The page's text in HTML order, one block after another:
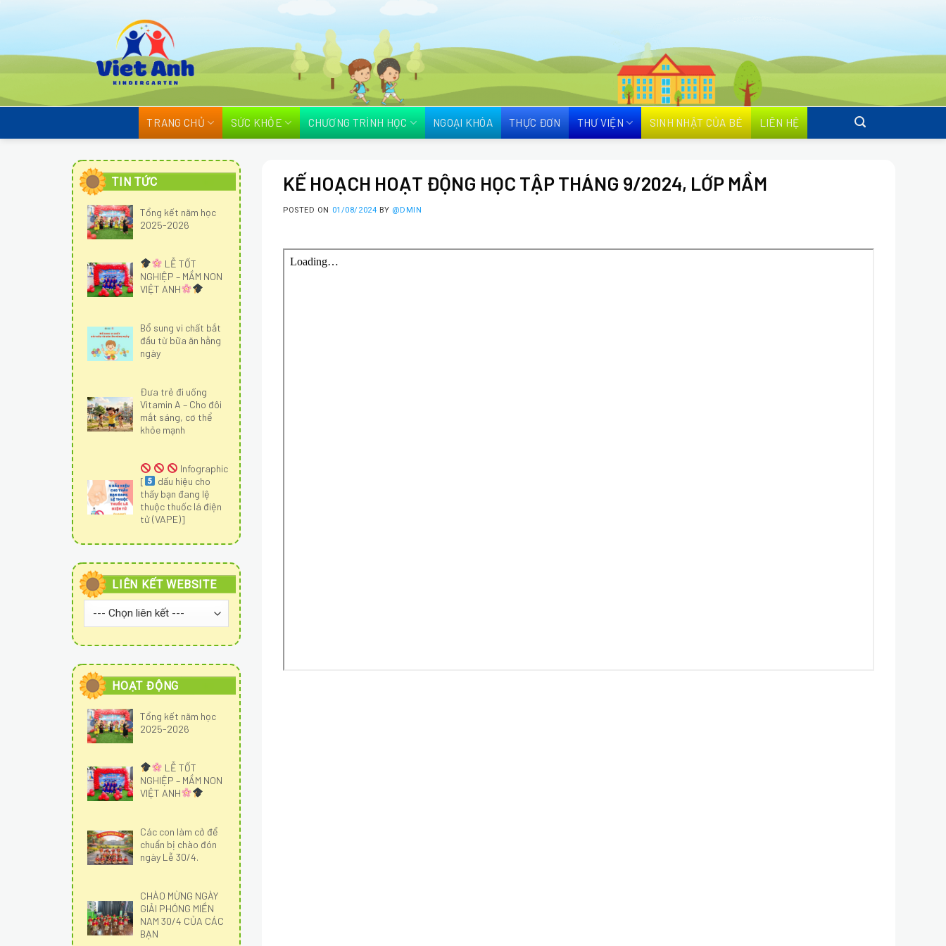
TRANG CHỦ SỨC KHỎE CHƯƠNG TRÌNH HỌC NGOẠI KHÓA THỰC ĐƠN THƯ VIỆN SINH NHẬT CỦA BÉ LIÊN HỆ
TIN TỨC
Tổng kết năm học
2025-2026
LỄ TỐT
NGHIỆP – MẦM NON
VIỆT ANH
Bổ sung vi chất bắt
đầu từ bữa ăn hằng
ngày
Đưa trẻ đi uống
Vitamin A – Cho đôi
mắt sáng, cơ thể
khỏe mạnh
Infographic
[
dấu hiệu cho
thấy bạn đang lệ
thuộc thuốc lá điện
tử (VAPE)]
LIÊN KẾT WEBSITE
HOẠT ĐỘNG
Tổng kết năm học
2025-2026
LỄ TỐT
NGHIỆP – MẦM NON
VIỆT ANH
Các con làm cở để
chuẩn bị chào đón
ngày Lễ 30/4.
CHÀO MỪNG NGÀY
GIẢI PHÓNG MIỀN
NAM 30/4 CỦA CÁC
BẠN
KẾ HOẠCH HOẠT ĐỘNG HỌC TẬP THÁNG 9/2024, LỚP MẦM
POSTED ON 01/08/2024 BY @DMIN